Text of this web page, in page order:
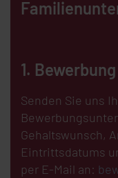
1. Bewerbung
Senden Sie uns
Gehaltswunsch,
Eintrittsdatums
per E-Mail an: